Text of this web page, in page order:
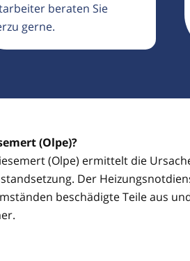
beraten Sie
gerne.
(Olpe)?
(Olpe) ermittelt die
Der
beschädigte Teile aus